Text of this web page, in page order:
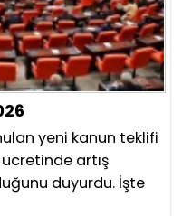
yeni kanun teklifi
artış
duyurdu. İşte